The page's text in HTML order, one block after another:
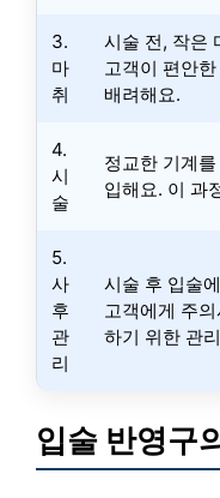
3.
마
취
시술 전, 작은
고객이 편안
배려해요.
4.
시
술
정교한 기계
입해요. 이 과
5.
사
후
관
리
시술 후 입술
고객에게 주
하기 위한 관
입술 반영구